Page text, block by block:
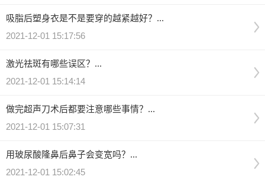
吸脂后塑身衣是不是要穿的越紧越好？...
2021-12-01 15:17:56
激光祛斑有哪些误区？...
2021-12-01 15:14:14
做完超声刀术后都要注意哪些事情？...
2021-12-01 15:07:31
用玻尿酸隆鼻后鼻子会变宽吗？...
2021-12-01 15:02:45